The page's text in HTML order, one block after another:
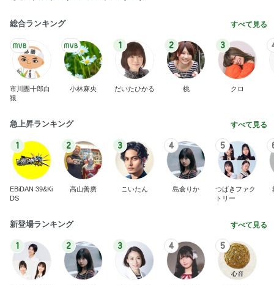
総合ランキング すべて見る
市川團十郎白
猿
小林麻央
1
だいたひかる
2
桃
3
クロ
急上昇ランキング すべて見る
1
EBiDAN 39&Ki
DS
2
高山善廣
3
こいたん
4
島倉りか
5
つばきファク
トリー
新登場ランキング すべて見る
1 2 3 4 5